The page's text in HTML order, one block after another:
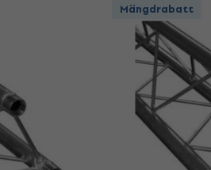
Mängdrabatt